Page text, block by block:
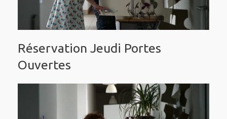
Réservation Jeudi Portes
Ouvertes